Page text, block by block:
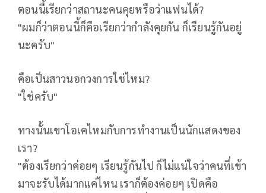
ตอนนี้เรียกว่าสถานะคนคุยหรือว่าแฟนได้?
"ผมก็ว่าตอนนี้ก็คือเรียกว่ากำลังคุยกัน ก็เรียนรู้กันอยู่
นะครับ"
คือเป็นสาวนอกวงการใช่ไหม?
"ใช่ครับ"
ทางนั้นเขาโอเคไหมกับการทำงานเป็นนักแสดงของ
เรา?
"ต้องเรียกว่าค่อยๆ เรียนรู้กันไป ก็ไม่แน่ใจว่าคนที่เข้า
มาจะรับได้มากแค่ไหน เราก็ต้องค่อยๆ เปิดคือ